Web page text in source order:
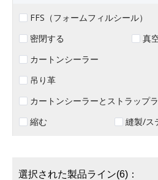
FFS（フォームフィルシール）
密閉する
真
カートンシーラー
吊り革
カートンシーラーとストラップ
縮む
縫製/ス
選択された製品ライン(6)：